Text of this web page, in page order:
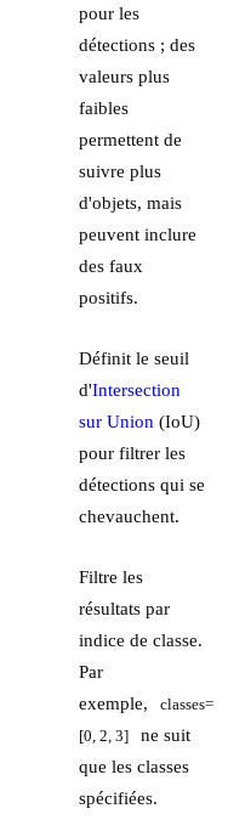
pour les
détections ; des
valeurs plus
faibles
permettent de
suivre plus
d'objets, mais
peuvent inclure
des faux
positifs.
Définit le seuil
d'Intersection
sur Union (IoU)
pour filtrer les
détections qui se
chevauchent.
Filtre les
résultats par
indice de classe.
Par
exemple,
classes=
[0, 2, 3]
ne suit
que les classes
spécifiées.